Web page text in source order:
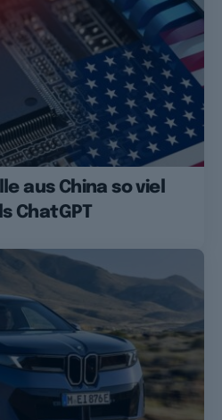
aus China so viel
ChatGPT